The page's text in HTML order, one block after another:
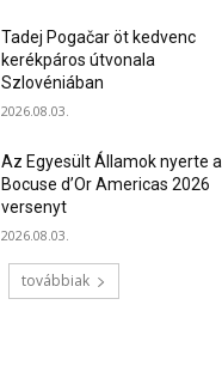
Tadej Pogačar öt kedvenc
kerékpáros útvonala
Szlovéniában
2026.08.03.
Az Egyesült Államok nyerte a
Bocuse d’Or Americas 2026
versenyt
2026.08.03.
továbbiak